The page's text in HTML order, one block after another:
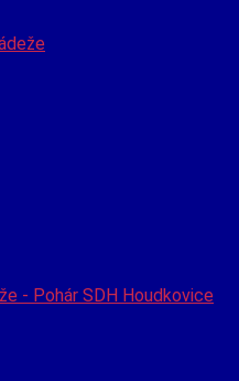
- Pohár SDH Houdkovice